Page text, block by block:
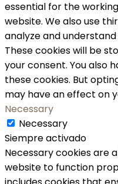
essential for the
website. We also use
analyze and
These cookies will be
your consent. You also
these cookies. But
may have an effect on
Necessary
Necessary
Siempre activado
Necessary cookies are
website to function